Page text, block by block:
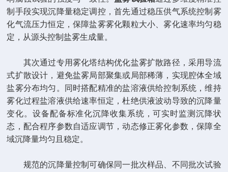
制手段实现沉降量稳定调控，首先通过稳压供气系统控制雾
化气流压力恒定，保障盐雾雾化颗粒大小、雾化速率均匀稳
定，从源头控制盐雾生成量。
其次通过专用雾化塔结构优化盐雾扩散路径，采用导流
式扩散设计，避免盐雾局部聚集或局部稀薄，实现腔体全域
盐雾分布均匀。同时搭配精准的盐溶液供给控制系统，维持
雾化过程盐溶液供给速率恒定，杜绝供液波动导致的沉降量
变化。设备配备标准化沉降收集系统，可实时监测沉降状
态，配合程序参数自适应调节，动态修正雾化参数，保障全
域沉降量均匀且稳定。
规范的沉降量控制可确保同一批次样品、不同批次试验